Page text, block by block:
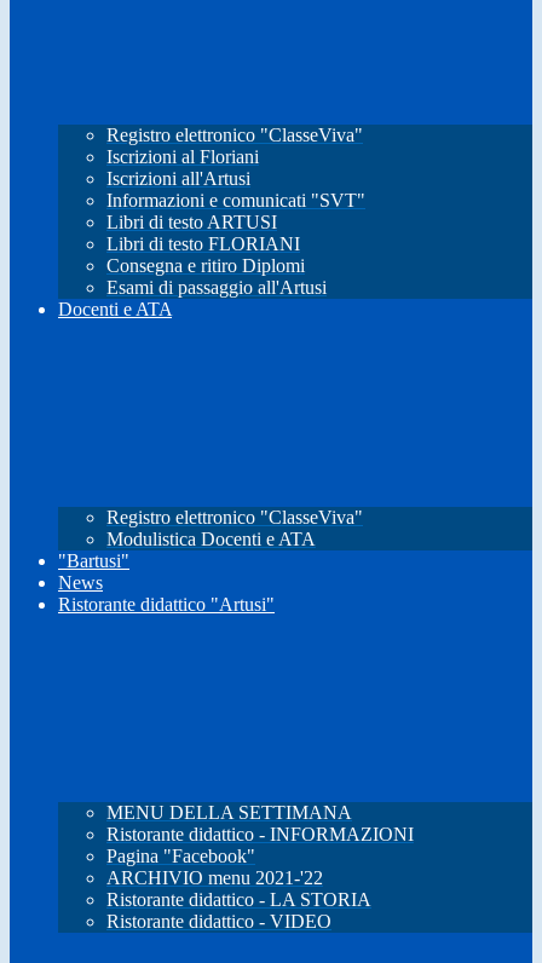
Registro elettronico "ClasseViva"
Iscrizioni al Floriani
Iscrizioni all'Artusi
Informazioni e comunicati "SVT"
Libri di testo ARTUSI
Libri di testo FLORIANI
Consegna e ritiro Diplomi
Esami di passaggio all'Artusi
Docenti e ATA
Registro elettronico "ClasseViva"
Modulistica Docenti e ATA
"Bartusi"
News
Ristorante didattico "Artusi"
MENU DELLA SETTIMANA
Ristorante didattico - INFORMAZIONI
Pagina "Facebook"
ARCHIVIO menu 2021-'22
Ristorante didattico - LA STORIA
Ristorante didattico - VIDEO